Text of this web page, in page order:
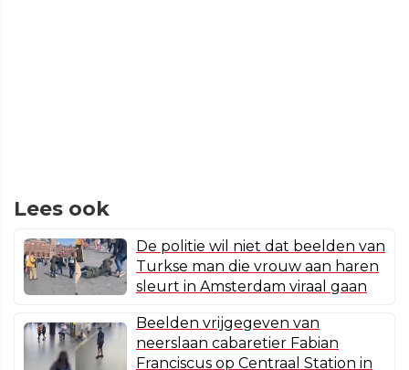
Lees ook
De politie wil niet dat beelden van
Turkse man die vrouw aan haren
sleurt in Amsterdam viraal gaan
Beelden vrijgegeven van
neerslaan cabaretier Fabian
Franciscus op Centraal Station in